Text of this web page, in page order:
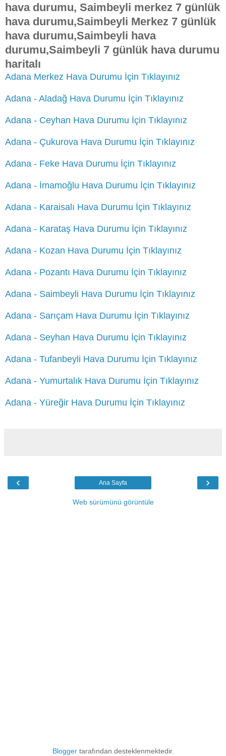
hava durumu, Saimbeyli merkez 7 günlük
hava durumu,Saimbeyli Merkez 7 günlük
hava durumu,Saimbeyli hava
durumu,Saimbeyli 7 günlük hava durumu
haritalı
Adana Merkez Hava Durumu İçin Tıklayınız
Adana - Aladağ Hava Durumu İçin Tıklayınız
Adana - Ceyhan Hava Durumu İçin Tıklayınız
Adana - Çukurova Hava Durumu İçin Tıklayınız
Adana - Feke Hava Durumu İçin Tıklayınız
Adana - İmamoğlu Hava Durumu İçin Tıklayınız
Adana - Karaisalı Hava Durumu İçin Tıklayınız
Adana - Karataş Hava Durumu İçin Tıklayınız
Adana - Kozan Hava Durumu İçin Tıklayınız
Adana - Pozantı Hava Durumu İçin Tıklayınız
Adana - Saimbeyli Hava Durumu İçin Tıklayınız
Adana - Sarıçam Hava Durumu İçin Tıklayınız
Adana - Seyhan Hava Durumu İçin Tıklayınız
Adana - Tufanbeyli Hava Durumu İçin Tıklayınız
Adana - Yumurtalık Hava Durumu İçin Tıklayınız
Adana - Yüreğir Hava Durumu İçin Tıklayınız
‹ ›
Ana Sayfa
Web sürümünü görüntüle
Bloggertarafından desteklenmektedir.